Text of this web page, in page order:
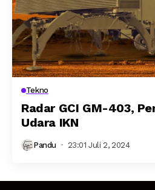
Tekno
Radar GCI GM-403,
Udara IKN
Pandu 23:01 Juli 2, 2024